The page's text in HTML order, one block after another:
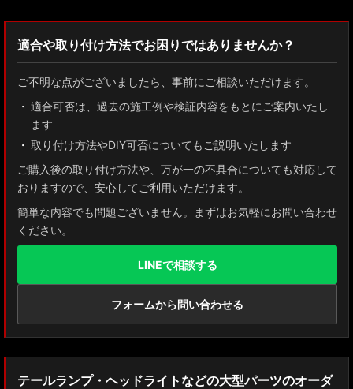
適合や取り付け方法でお困りではありませんか？
ご不明な点がございましたら、事前にご相談いただけます。
適合可否は、過去の施工例や検証内容をもとにご案内いたし
ます
取り付け方法やDIY可否についてもご説明いたします
ご購入後の取り付け方法や、万が一の不具合についても対応して
おりますので、安心してご利用いただけます。
簡単な内容でも問題ございません。まずはお気軽にお問い合わせ
ください。
LINEで相談する
フォームから問い合わせる
テールランプ・ヘッドライトなどの大型パーツのオーダ